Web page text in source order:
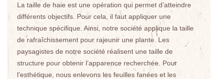
La taille de haie est une opération qui permet d’atteindre
différents objectifs. Pour cela, il faut appliquer une
technique spécifique. Ainsi, notre société applique la taille
de rafraîchissement pour rajeunir une plante. Les
paysagistes de notre société réalisent une taille de
structure pour obtenir l’apparence recherchée. Pour
l’esthétique, nous enlevons les feuilles fanées et les